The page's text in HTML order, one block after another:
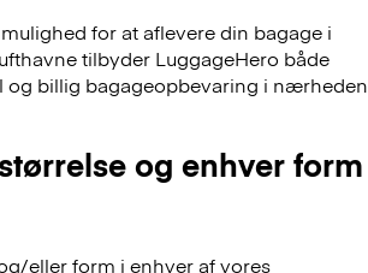
for at aflevere din bagage i
tilbyder LuggageHero både
og billig bagageopbevaring i nærheden
og enhver form
eller form i enhver af vores